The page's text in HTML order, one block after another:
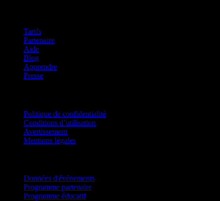
Tarifs
Partenaire
Aide
Blog
Apprendre
Presse
Politique de confidentialité
Conditions d’utilisation
Avertissement
Mentions légales
Données d'événements
Programme partenaire
Programme éducatif